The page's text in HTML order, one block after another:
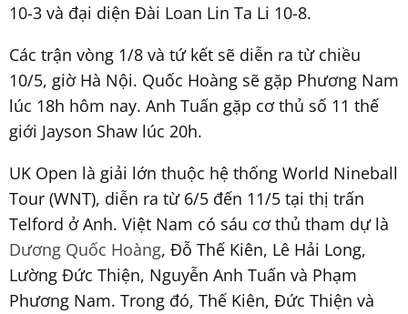
10-3 và đại diện Đài Loan Lin Ta Li 10-8.
Các trận vòng 1/8 và tứ kết sẽ diễn ra từ chiều
10/5, giờ Hà Nội. Quốc Hoàng sẽ gặp Phương Nam
lúc 18h hôm nay. Anh Tuấn gặp cơ thủ số 11 thế
giới Jayson Shaw lúc 20h.
UK Open là giải lớn thuộc hệ thống World Nineball
Tour (WNT), diễn ra từ 6/5 đến 11/5 tại thị trấn
Telford ở Anh. Việt Nam có sáu cơ thủ tham dự là
Dương Quốc Hoàng, Đỗ Thế Kiên, Lê Hải Long,
Lường Đức Thiện, Nguyễn Anh Tuấn và Phạm
Phương Nam. Trong đó, Thế Kiên, Đức Thiện và